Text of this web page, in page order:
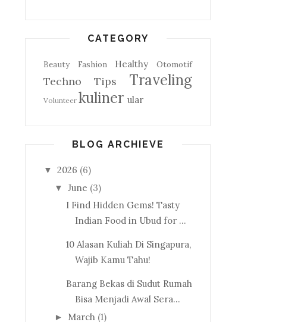
CATEGORY
Beauty Fashion Healthy Otomotif
Techno Tips Traveling
Volunteer kuliner ular
BLOG ARCHIEVE
▼ 2026 (6)
▼ June (3)
I Find Hidden Gems! Tasty
Indian Food in Ubud for ...
10 Alasan Kuliah Di Singapura,
Wajib Kamu Tahu!
Barang Bekas di Sudut Rumah
Bisa Menjadi Awal Sera...
► March (1)